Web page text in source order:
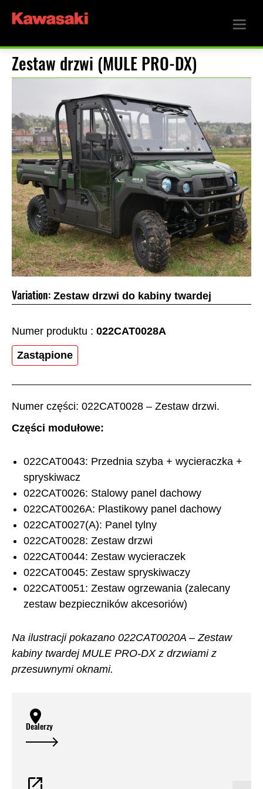
Zestaw drzwi (MULE PRO-DX)
Numer części: 022CAT0028 – Zestaw drzwi.
Części modułowe:
022CAT0043: Przednia szyba + wycieraczka +
spryskiwacz
022CAT0026: Stalowy panel dachowy
022CAT0026A: Plastikowy panel dachowy
022CAT0027(A): Panel tylny
022CAT0028: Zestaw drzwi
022CAT0044: Zestaw wycieraczek
022CAT0045: Zestaw spryskiwaczy
022CAT0051: Zestaw ogrzewania (zalecany
zestaw bezpieczników akcesoriów)
Na ilustracji pokazano 022CAT0020A – Zestaw
kabiny twardej MULE PRO-DX z drzwiami z
przesuwnymi oknami.
Variation: Zestaw drzwi do kabiny twardej
Numer produktu : 022CAT0028A
Zastąpione
Dealerzy